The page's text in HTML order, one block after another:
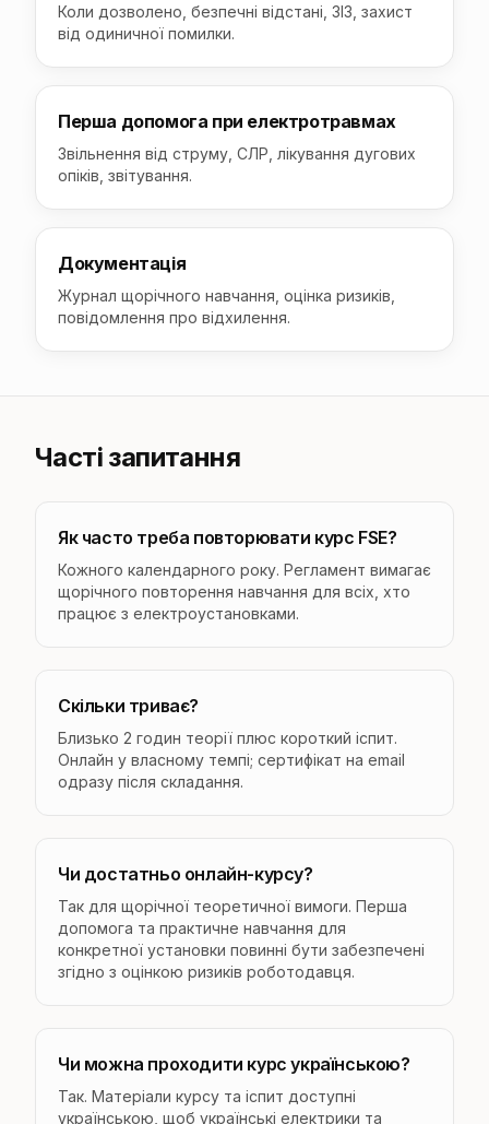
Коли дозволено, безпечні відстані, ЗІЗ, захист
від одиничної помилки.
Перша допомога при електротравмах
Звільнення від струму, СЛР, лікування дугових
опіків, звітування.
Документація
Журнал щорічного навчання, оцінка ризиків,
повідомлення про відхилення.
Часті запитання
Як часто треба повторювати курс FSE?
Кожного календарного року. Регламент вимагає
щорічного повторення навчання для всіх, хто
працює з електроустановками.
Скільки триває?
Близько 2 годин теорії плюс короткий іспит.
Онлайн у власному темпі; сертифікат на email
одразу після складання.
Чи достатньо онлайн-курсу?
Так для щорічної теоретичної вимоги. Перша
допомога та практичне навчання для
конкретної установки повинні бути забезпечені
згідно з оцінкою ризиків роботодавця.
Чи можна проходити курс українською?
Так. Матеріали курсу та іспит доступні
українською, щоб українські електрики та